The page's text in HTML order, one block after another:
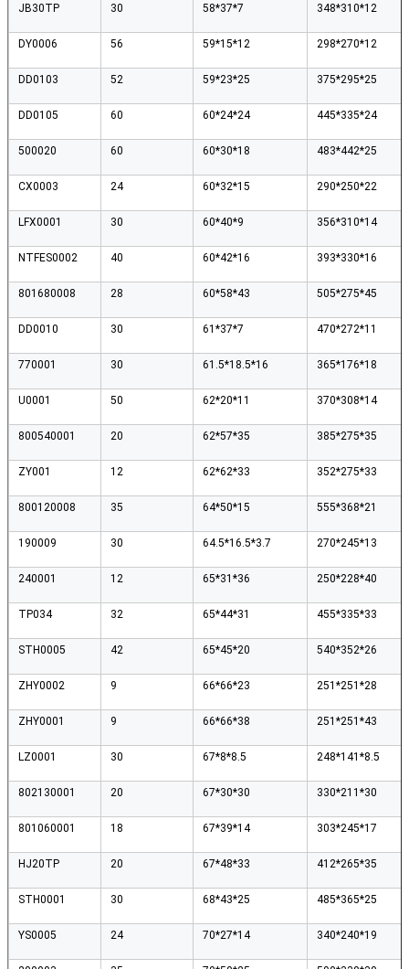
EINREICHUNGEN
JB30TP 30 58*37*7 348*310*12
DY0006 56 59*15*12 298*270*12
DD0103 52 59*23*25 375*295*25
DD0105 60 60*24*24 445*335*24
500020 60 60*30*18 483*442*25
CX0003 24 60*32*15 290*250*22
LFX0001 30 60*40*9 356*310*14
NTFES0002 40 60*42*16 393*330*16
801680008 28 60*58*43 505*275*45
DD0010 30 61*37*7 470*272*11
770001 30 61.5*18.5*16 365*176*18
U0001 50 62*20*11 370*308*14
800540001 20 62*57*35 385*275*35
ZY001 12 62*62*33 352*275*33
800120008 35 64*50*15 555*368*21
190009 30 64.5*16.5*3.7 270*245*13
240001 12 65*31*36 250*228*40
TP034 32 65*44*31 455*335*33
STH0005 42 65*45*20 540*352*26
ZHY0002 9 66*66*23 251*251*28
ZHY0001 9 66*66*38 251*251*43
LZ0001 30 67*8*8.5 248*141*8.5
802130001 20 67*30*30 330*211*30
801060001 18 67*39*14 303*245*17
HJ20TP 20 67*48*33 412*265*35
STH0001 30 68*43*25 485*365*25
YS0005 24 70*27*14 340*240*19